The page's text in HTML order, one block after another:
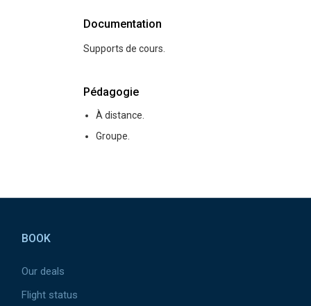
Documentation
Supports de cours.
Pédagogie
À distance.
Groupe.
BOOK
Our deals
Flight status